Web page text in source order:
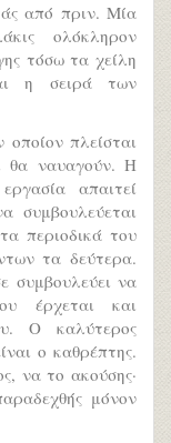
από πριν. Mία
ολόκληρον
τόσω τα χείλη
η σειρά των
οποίον πλείσται
θα ναυαγούν. H
απαιτεί
συμβουλεύεται
περιοδικά του
τα δεύτερα.
συμβουλεύει να
έρχεται και
O καλύτερος
ο καθρέπτης.
να το ακούσης·
μόνον